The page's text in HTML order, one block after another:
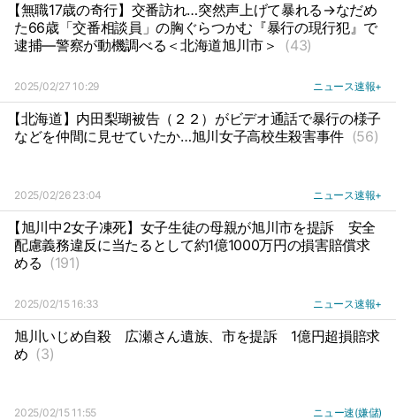
【無職17歳の奇行】交番訪れ…突然声上げて暴れる→なだめ
た66歳「交番相談員」の胸ぐらつかむ『暴行の現行犯』で
逮捕―警察が動機調べる＜北海道旭川市＞
(43)
2025/02/27 10:29 ニュース速報+
【北海道】内田梨瑚被告（２２）がビデオ通話で暴行の様子
などを仲間に見せていたか…旭川女子高校生殺害事件 (56)
2025/02/26 23:04 ニュース速報+
【旭川中2女子凍死】女子生徒の母親が旭川市を提訴
安全
配慮義務違反に当たるとして約1億1000万円の損害賠償求
める (191)
2025/02/15 16:33 ニュース速報+
旭川いじめ自殺 広瀬さん遺族、市を提訴
1億円超損賠求
め (3)
2025/02/15 11:55 ニュー速(嫌儲)